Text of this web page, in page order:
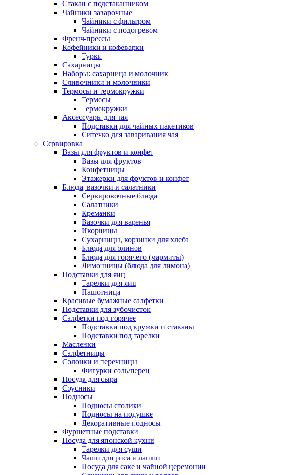
Стакан с подстаканником
Чайники заварочные
Чайники с фильтром
Чайники с подогревом
Френч-прессы
Кофейники и кофеварки
Турки
Сахарницы
Наборы: сахарница и молочник
Сливочники и молочники
Термосы и термокружки
Термосы
Термокружки
Аксессуары для чая
Подставки для чайных пакетиков
Ситечко для заваривания чая
Сервировка
Вазы для фруктов и конфет
Вазы для фруктов
Конфетницы
Этажерки для фруктов и конфет
Блюда, вазочки и салатники
Сервировочные блюда
Салатники
Креманки
Вазочки для варенья
Икорницы
Сухарницы, корзинки для хлеба
Блюда для блинов
Блюда для горячего (мармиты)
Лимонницы (блюда для лимона)
Подставки для яиц
Тарелки для яиц
Пашотница
Красивые бумажные салфетки
Подставки для зубочисток
Салфетки под горячее
Подставки под кружки и стаканы
Подставки под тарелки
Масленки
Салфетницы
Солонки и перечницы
Фигурки соль/перец
Посуда для сыра
Соусники
Подносы
Подносы столики
Подносы на подушке
Декоративные подносы
Фуршетные подставки
Посуда для японской кухни
Тарелки для суши
Чаши для риса и лапши
Посуда для саке и чайной церемонии